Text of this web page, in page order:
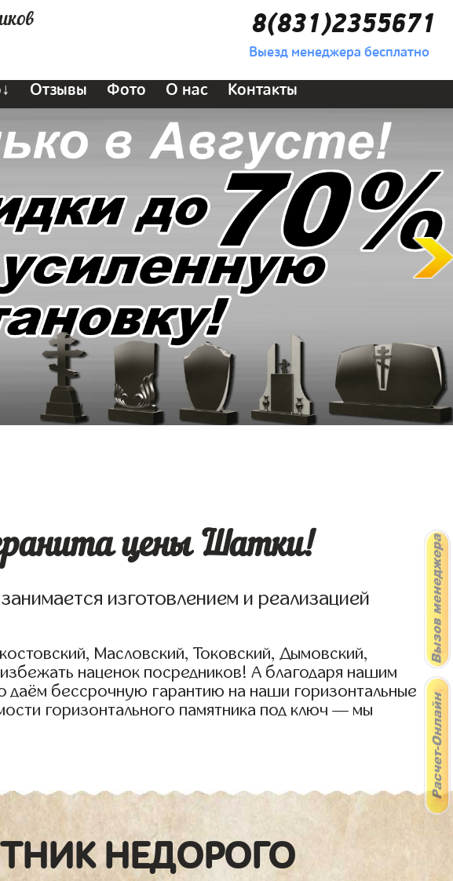
8(831)2355671
Выезд менеджера бесплатно
Отзывы Фото О нас Контакты
цены Шатки!
изготовлением и реализацией
Масловский, Токовский, Дымовский,
наценок посредников! А благодаря нашим
даём бессрочную гарантию на наши горизонтальные
горизонтального памятника под ключ — мы
НЕДОРОГО